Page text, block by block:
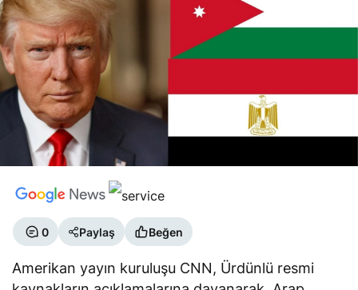
0 Paylaş Beğen
Amerikan yayın kuruluşu CNN, Ürdünlü resmi